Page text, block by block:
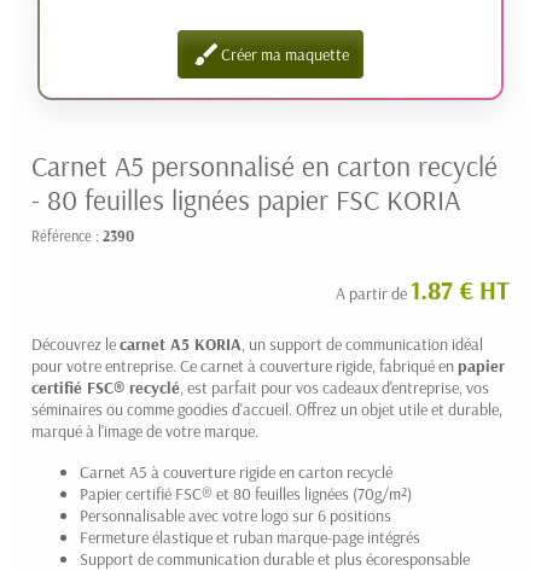
brushCréer ma maquette
Carnet A5 personnalisé en carton recyclé
- 80 feuilles lignées papier FSC KORIA
Référence : 2390
A partir de 1.87 € HT
Découvrez lecarnet A5 KORIA , un support de communication idéal
pour votre entreprise. Ce carnet à couverture rigide, fabriqué enpapier
certifié FSC® recyclé , est parfait pour vos cadeaux d'entreprise, vos
séminaires ou comme goodies d'accueil. Offrez un objet utile et durable,
marqué à l'image de votre marque.
Carnet A5 à couverture rigide en carton recyclé
Papier certifié FSC® et 80 feuilles lignées (70g/m²)
Personnalisable avec votre logo sur 6 positions
Fermeture élastique et ruban marque-page intégrés
Support de communication durable et plus écoresponsable